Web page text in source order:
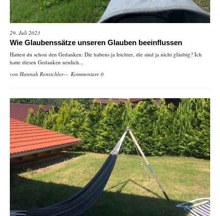
29. Juli 2023
Wie Glaubenssätze unseren Glauben beeinflussen
Hattest du schon den Gedanken: Die habens ja leichter, die sind ja nicht gläubig? Ich
hatte diesen Gedanken neulich...
von Hannah Rentschler Kommentare 0